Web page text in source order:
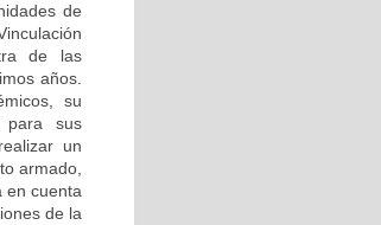
de
de las
años.
su
para sus
un
armado,
en cuenta
de la